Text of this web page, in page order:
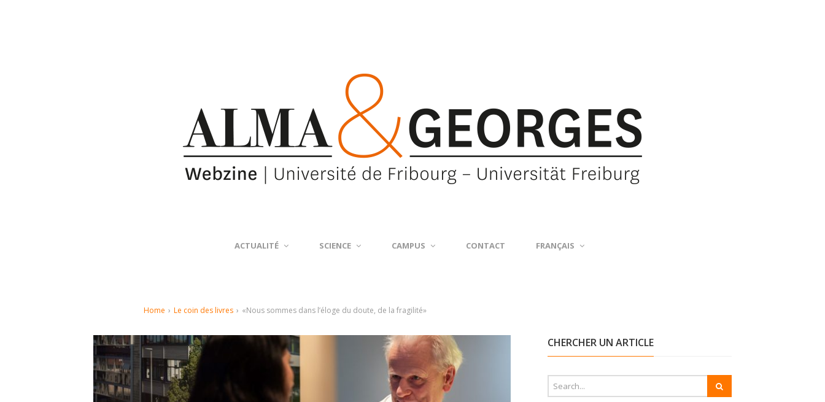
ACTUALITÉ SCIENCE CAMPUS CONTACT FRANÇAIS
Home › Le coin des livres › «Nous sommes dans l’éloge du doute, de la fragilité»
CHERCHER UN ARTICLE